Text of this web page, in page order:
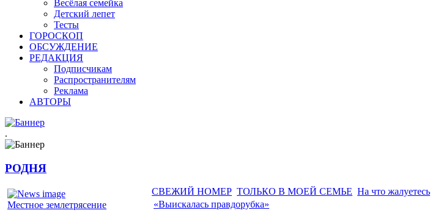
Весёлая семейка
Детский лепет
Тесты
ГОРОСКОП
ОБСУЖДЕНИЕ
РЕДАКЦИЯ
Подписчикам
Распространителям
Реклама
АВТОРЫ
.
РОДНЯ
Местное землетрясение
СВЕЖИЙ НОМЕР ТОЛЬКО В МОЕЙ СЕМЬЕ На что жалуетесь
«Выискалась правдорубка»